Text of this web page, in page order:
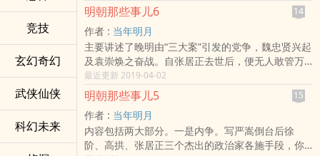
竞技
玄幻奇幻
武侠仙侠
科幻未来
于谦，而这也成为他继“土木堡之变”后在历史上留下
的又一大污点。而在他病逝后，相继继位的两位皇
帝宪宗和孝宗，一个懦弱不堪无所作为，一个心有
余而力不足，撂下的这副重担落在了明代三百年中
最能闹的一个皇帝——朱厚燳身上，宠八虎，建豹
房，自封威武大将军，朝廷中充斥幕幕荒唐的闹
剧，局势更是动荡不安，这时便引出了一位亘古罕
有的文武奇才——王守仁，他清剿盗寇，平定叛
王，勇斗奸宦，给后人留下了许多近乎神话的不朽
传奇——
明朝那些事儿6 14
作者 : 当年明月
主要讲述了晚明由“三大案”引发的党争，魏忠贤兴起
及袁崇焕之奋战。自张居正去世后，便无人敢管万
历，为争国本、查妖书、打闷棍，他与大臣展开拉
锯战，三十年不上朝。东林党因此发展壮大，他们
与齐、楚、浙三党明争暗斗，借国本之争，扶持明
光、熹宗二帝即位，一举掌握政权。魏忠贤以平民
出身，利用熹宗昏庸，又傍上皇帝乳母客氏，与东
林党展开对决。在外，援朝抗日战争后，明防御线
最近更新 2019-04-02
明朝那些事儿5 15
作者 : 当年明月
内容包括两大部分。一是内争。写严嵩倒台后徐
阶、高拱、张居正三个杰出的政治家各施手段，你